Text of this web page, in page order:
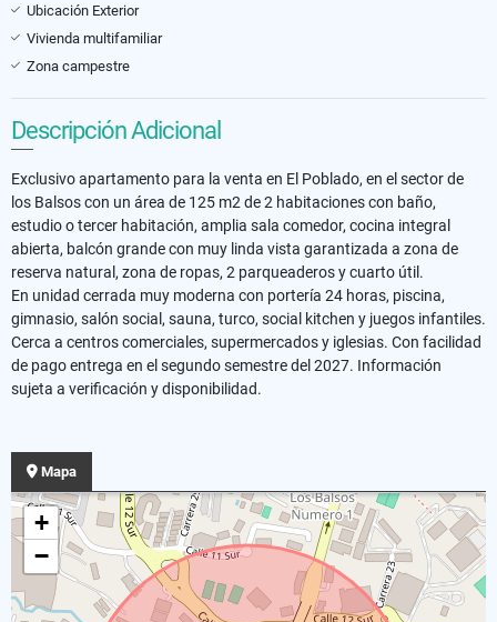
Ubicación Exterior
Vivienda multifamiliar
Zona campestre
Descripción Adicional
Exclusivo apartamento para la venta en El Poblado, en el sector de
los Balsos con un área de 125 m2 de 2 habitaciones con baño,
estudio o tercer habitación, amplia sala comedor, cocina integral
abierta, balcón grande con muy linda vista garantizada a zona de
reserva natural, zona de ropas, 2 parqueaderos y cuarto útil.
En unidad cerrada muy moderna con portería 24 horas, piscina,
gimnasio, salón social, sauna, turco, social kitchen y juegos infantiles.
Cerca a centros comerciales, supermercados y iglesias. Con facilidad
de pago entrega en el segundo semestre del 2027. Información
sujeta a verificación y disponibilidad.
Mapa
+
−